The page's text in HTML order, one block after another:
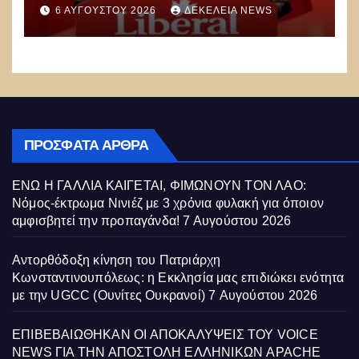
σκέψεις” στο Διαδίκτυο – Η
Παγκόσμια Δικτατορία
6 ΑΥΓΟΎΣΤΟΥ 2026 ΔΕΚΈΛΕΙΑ NEWS
ΠΡΌΣΦΑΤΑ ΆΡΘΡΑ
ΕΝΩ Η ΓΑΛΛΙΑ ΚΑΙΓΕΤΑΙ, ΦΙΜΩΝΟΥΝ ΤΟΝ ΛΑΟ:
Νόμος-έκτρωμα Νινιέζ με 3 χρόνια φυλακή για όποιον
αμφισβητεί την προπαγάνδα! 7 Αυγούστου 2026
Αντορθόδοξη κίνηση του Πατριάρχη
Κωνσταντινουπόλεως: η Εκκλησία μας επιδιώκει ενότητα
με την UGCC (Ουνίτες Ουκρανοί) 7 Αυγούστου 2026
ΕΠΙΒΕΒΑΙΩΘΗΚΑΝ ΟΙ ΑΠΟΚΑΛΥΨΕΙΣ ΤΟΥ VOICE
NEWS ΓΙΑ ΤΗΝ ΑΠΟΣΤΟΛΗ ΕΛΛΗΝΙΚΩΝ APACHE